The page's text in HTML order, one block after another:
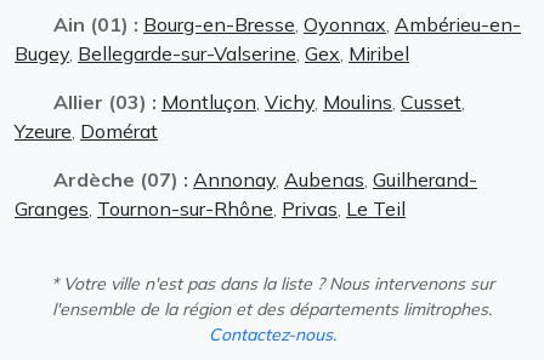
Ain (01) : Bourg-en-Bresse Oyonnax Ambérieu-en-
Bugey Bellegarde-sur-Valserine Gex Miribel
Allier (03) : Montluçon Vichy Moulins Cusset
Yzeure Domérat
Ardèche (07) : Annonay Aubenas Guilherand-
Granges Tournon-sur-Rhône Privas Le Teil
* Votre ville n'est pas dans la liste ? Nous intervenons sur
l'ensemble de la région et des départements limitrophes.
Contactez-nous.